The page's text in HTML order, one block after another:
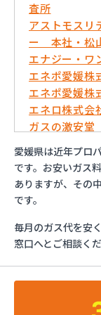
査所
アストモスリ
ー 本社・松
エナジー・ワ
エネポ愛媛株
エネポ愛媛
エネロ株式会
ガスの激安堂
ガス太郎
ともざわプロ
マリンガス
みづほ商店
愛媛日商プ
旭物産株式会
安高ガス商会
愛媛県は近年プロ
です。お安いガス
ありますが、その
です。
毎月のガス代を安
窓口へとご相談くだ